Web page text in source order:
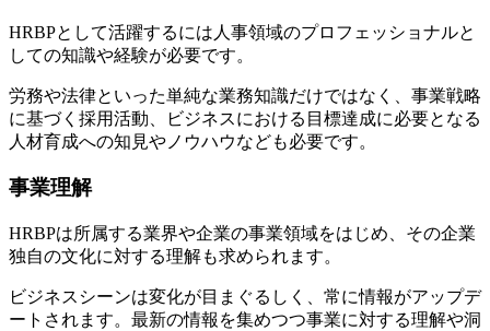
HRBPとして活躍するには人事領域のプロフェッショナルと
しての知識や経験が必要です。
労務や法律といった単純な業務知識だけではなく、事業戦略
に基づく採用活動、ビジネスにおける目標達成に必要となる
人材育成への知見やノウハウなども必要です。
事業理解
HRBPは所属する業界や企業の事業領域をはじめ、その企業
独自の文化に対する理解も求められます。
ビジネスシーンは変化が目まぐるしく、常に情報がアップデ
ートされます。最新の情報を集めつつ事業に対する理解や洞